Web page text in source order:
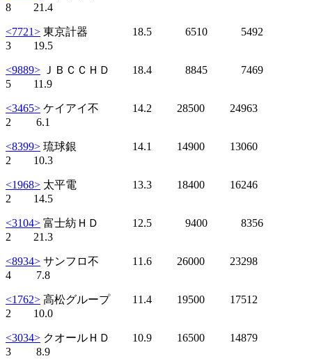
8 21.4
<7721> 東京計器 18.5 6510 5492
3 19.5
<9889> ＪＢＣＣＨＤ 18.4 8845 7469
5 11.9
<3465> ケイアイ不 14.2 28500 24963
2 6.1
<8399> 琉球銀 14.1 14900 13060
2 10.3
<1968> 太平電 13.3 18400 16246
2 14.5
<3104> 富士紡ＨＤ 12.5 9400 8356
2 21.3
<8934> サンフロ不 11.6 26000 23298
4 7.8
<1762> 高松グループ 11.4 19500 17512
2 10.0
<3034> クオールＨＤ 10.9 16500 14879
3 8.9